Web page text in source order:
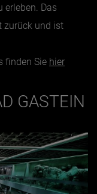
erleben. Das
zurück und ist
finden Sie hier
GASTEIN